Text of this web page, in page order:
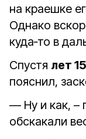
на краешке
Однако
куда‑то в
Спустя лет
пояснил,
— Ну и как, –
обскакали